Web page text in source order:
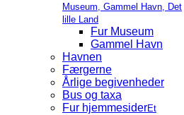
Museum, Gammel Havn, Det
lille Land
Fur Museum
Gammel Havn
Havnen
Færgerne
Årlige begivenheder
Bus og taxa
Fur hjemmesiderEt